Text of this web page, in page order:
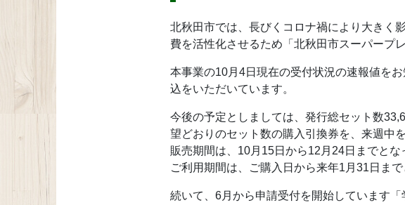
北秋田市では、長びくコロナ禍により大きく
費を活性化させるため「北秋田市スーパープ
本事業の10月4日現在の受付状況の速報値を
込をいただいています。
今後の予定としましては、発行総セット数
望どおりのセット数の購入引換券を、来週中
販売期間は、10月15日から12月24日までと
ご利用期間は、ご購入日から来年1月31日まで
続いて、6月から申請受付を開始しています